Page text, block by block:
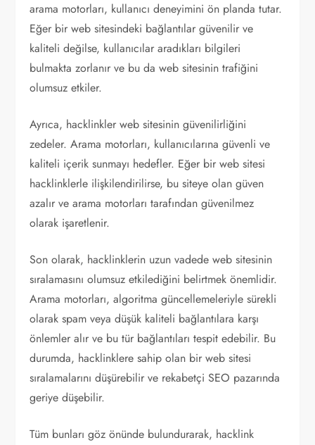
arama motorları, kullanıcı deneyimini ön planda tutar.
Eğer bir web sitesindeki bağlantılar güvenilir ve
kaliteli değilse, kullanıcılar aradıkları bilgileri
bulmakta zorlanır ve bu da web sitesinin trafiğini
olumsuz etkiler.
Ayrıca, hacklinkler web sitesinin güvenilirliğini
zedeler. Arama motorları, kullanıcılarına güvenli ve
kaliteli içerik sunmayı hedefler. Eğer bir web sitesi
hacklinklerle ilişkilendirilirse, bu siteye olan güven
azalır ve arama motorları tarafından güvenilmez
olarak işaretlenir.
Son olarak, hacklinklerin uzun vadede web sitesinin
sıralamasını olumsuz etkilediğini belirtmek önemlidir.
Arama motorları, algoritma güncellemeleriyle sürekli
olarak spam veya düşük kaliteli bağlantılara karşı
önlemler alır ve bu tür bağlantıları tespit edebilir. Bu
durumda, hacklinklere sahip olan bir web sitesi
sıralamalarını düşürebilir ve rekabetçi SEO pazarında
geriye düşebilir.
Tüm bunları göz önünde bulundurarak, hacklink